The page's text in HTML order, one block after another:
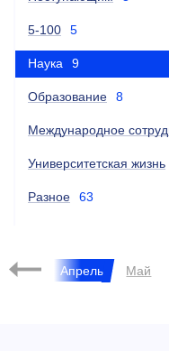
5-100 5
Наука 9
Образование 8
Международное
Университетская жизнь
Разное 63
Март Апрель Май